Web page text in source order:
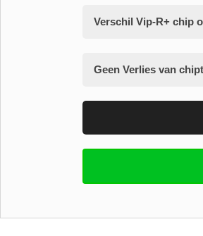
Verschil Vip-R+ chip
Geen Verlies van
E-mail*